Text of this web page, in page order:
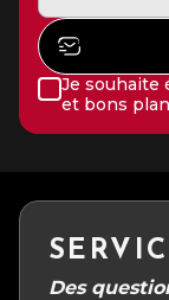
Je souhaite
et bons
Des